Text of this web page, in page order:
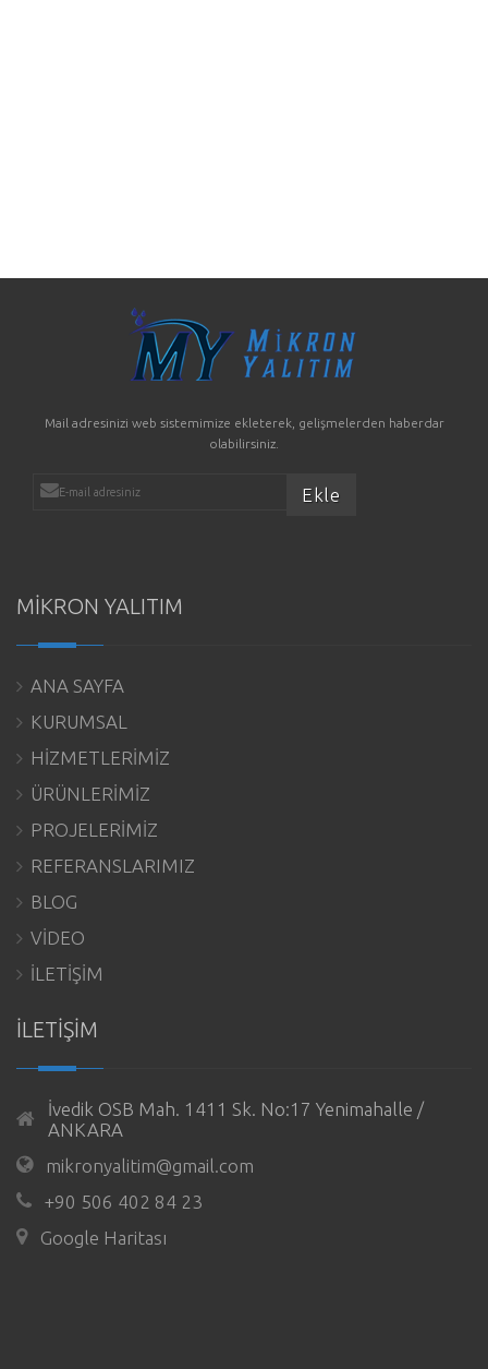
Mail adresinizi web sistemimize ekleterek, gelişmelerden haberdar
olabilirsiniz.
MİKRON YALITIM
ANA SAYFA
KURUMSAL
HİZMETLERİMİZ
ÜRÜNLERİMİZ
PROJELERİMİZ
REFERANSLARIMIZ
BLOG
VİDEO
İLETİŞİM
İLETİŞİM
İvedik OSB Mah. 1411 Sk. No:17 Yenimahalle /
ANKARA
mikronyalitim@gmail.com
+90 506 402 84 23
Google Haritası